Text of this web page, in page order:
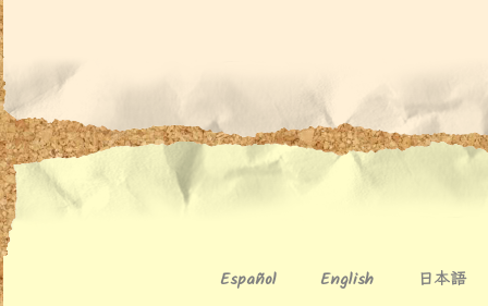
Español English 日本語